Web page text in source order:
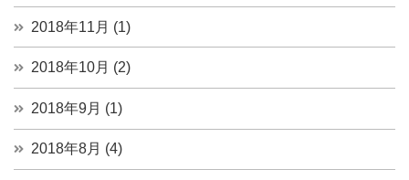
2018年11月 (1)
2018年10月 (2)
2018年9月 (1)
2018年8月 (4)